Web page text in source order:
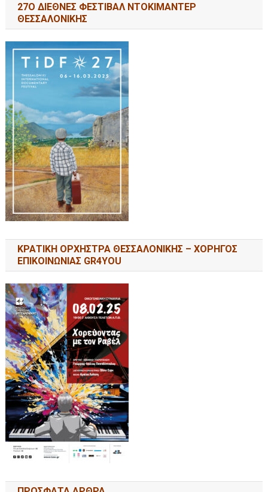
27Ο ΔΙΕΘΝΕΣ ΦΕΣΤΙΒΑΛ ΝΤΟΚΙΜΑΝΤΕΡ
ΘΕΣΣΑΛΟΝΙΚΗΣ
ΚΡΑΤΙΚΗ ΟΡΧΗΣΤΡΑ ΘΕΣΣΑΛΟΝΙΚΗΣ – ΧΟΡΗΓΟΣ
ΕΠΙΚΟΙΝΩΝΙΑΣ GR4YOU